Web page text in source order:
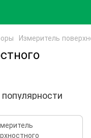
Измеритель